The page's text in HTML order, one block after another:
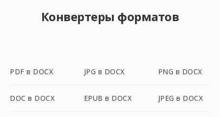
Конвертеры форматов
PDF в DOCX JPG в DOCX PNG в DOCX
DOC в DOCX EPUB в DOCX JPEG в DOCX